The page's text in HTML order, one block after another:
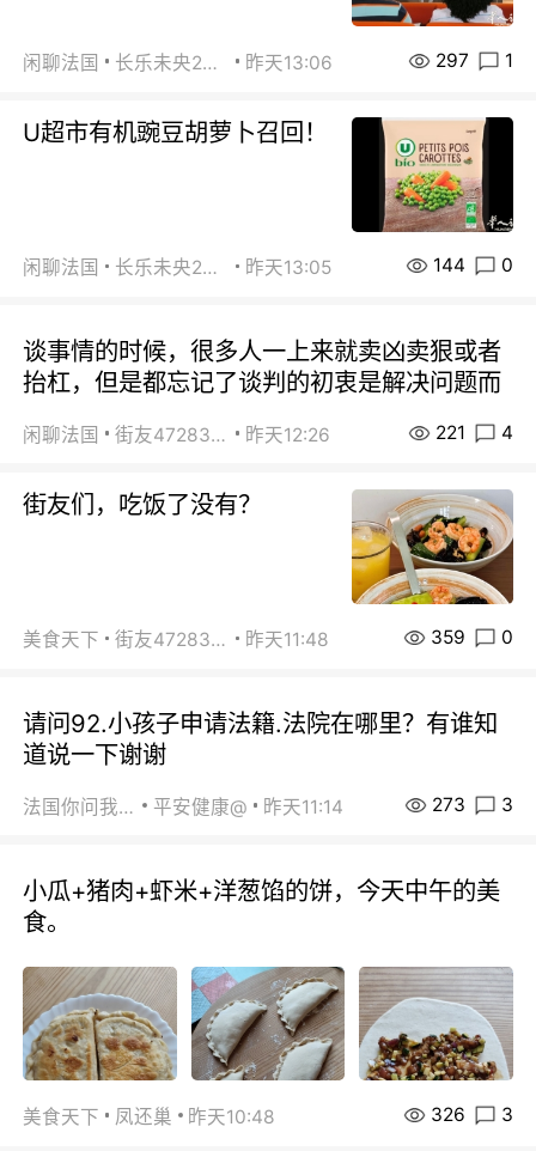
闲聊法国 长乐未央2015 昨天13:06 297 1
U超市有机豌豆胡萝卜召回！
闲聊法国 长乐未央2015 昨天13:05 144 0
谈事情的时候，很多人一上来就卖凶卖狠或者
抬杠，但是都忘记了谈判的初衷是解决问题而
闲聊法国 街友472838572 昨天12:26 221 4
街友们，吃饭了没有？
美食天下 街友472838572 昨天11:48 359 0
请问92.小孩子申请法籍.法院在哪里？有谁知
道说一下谢谢
法国你问我答 平安健康@ 昨天11:14 273 3
小瓜+猪肉+虾米+洋葱馅的饼，今天中午的美
食。
美食天下 凤还巢 昨天10:48 326 3